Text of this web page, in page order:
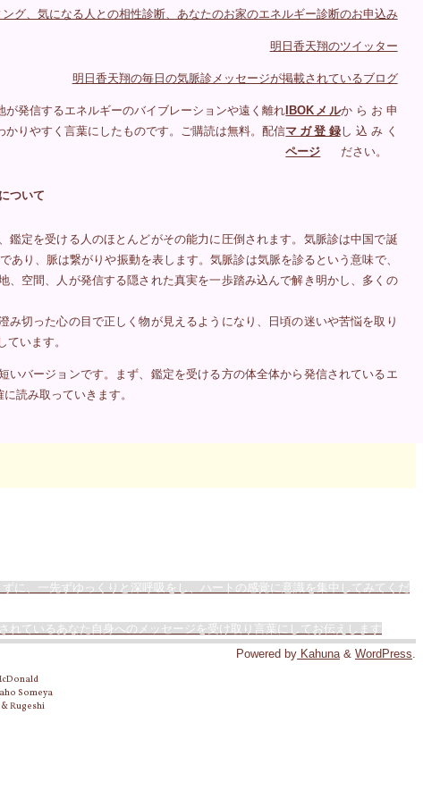
グ、気になる人との相性診断、あなたのお家のエネルギー診断のお申込み
明日香天翔のツイッター
明日香天翔の毎日の気脈診メッセージが掲載されているブログ
発信するエネルギーのバイブレーションや遠く離れ
りやすく言葉にしたものです。ご購読は無料。配信
IBOKメル
マガ登録
ページ
からお申
し込みく
ださい。
ついて
定を受ける人のほとんどがその能力に圧倒されます。気脈診は中国で誕
り、脈は繋がりや振動を表します。気脈診は気脈を診るという意味で、
空間、人が発信する隠された真実を一歩踏み込んで解き明かし、多くの
切った心の目で正しく物が見えるようになり、日頃の迷いや苦悩を取り
います。
バージョンです。まず、鑑定を受ける方の体全体から発信されているエ
読み取っていきます。
、一先ずゆっくりと深呼吸をし、ハートの感覚に意識を集中してみてくだ
ているあなた自身へのメッセージを受け取り言葉にしてお伝えします
Powered by Kahuna & WordPress
Someya
Rugeshi